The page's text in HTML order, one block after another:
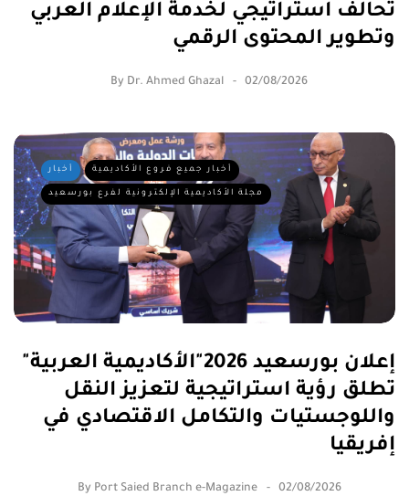
تحالف استراتيجي لخدمة الإعلام العربي
وتطوير المحتوى الرقمي
By Dr. Ahmed Ghazal 02/08/2026
أخبار أخبار جميع فروع الأكاديمية
مجلة الأكاديمية الإلكترونية لفرع بورسعيد
إعلان بورسعيد 2026"الأكاديمية العربية"
تطلق رؤية استراتيجية لتعزيز النقل
واللوجستيات والتكامل الاقتصادي في
إفريقيا
By Port Saied Branch e-Magazine 02/08/2026